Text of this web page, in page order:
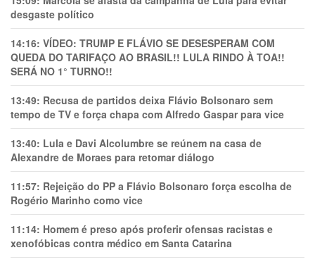
desgaste político
14:16: VÍDEO: TRUMP E FLÁVIO SE DESESPERAM COM
QUEDA DO TARIFAÇO AO BRASIL!! LULA RINDO À TOA!!
SERÁ NO 1° TURNO!!
13:49: Recusa de partidos deixa Flávio Bolsonaro sem
tempo de TV e força chapa com Alfredo Gaspar para vice
13:40: Lula e Davi Alcolumbre se reúnem na casa de
Alexandre de Moraes para retomar diálogo
11:57: Rejeição do PP a Flávio Bolsonaro força escolha de
Rogério Marinho como vice
11:14: Homem é preso após proferir ofensas racistas e
xenofóbicas contra médico em Santa Catarina